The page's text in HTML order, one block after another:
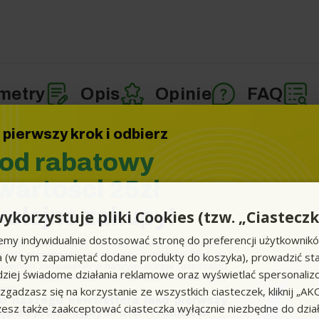
Opis Opinie FAQ
Elektryczny
pliki Cookies (tzw.
indywidualnie dostosować stronę do preferencji
(w tym zapamiętać dodane produkty do koszyka), prowadzić
świadome działania reklamowe oraz wyświetlać
się na korzystanie ze wszystkich ciasteczek, kliknij
także zaakceptować ciasteczka wyłącznie niezbędne do
pierwszy krok i odbierz
rabatowy
25zł
zakupy!
załóż konto i dokonaj pierwszych zakupów.
otrzymasz kod rabatowy o wartości25zł, do
zamówieniu w naszym sklepie (minimalna
to 100zł przed naliczeniem rabatu). Kod nie łączy
naszego newslettera jako pierwszy
do promocyjnych ofert i rabatów.